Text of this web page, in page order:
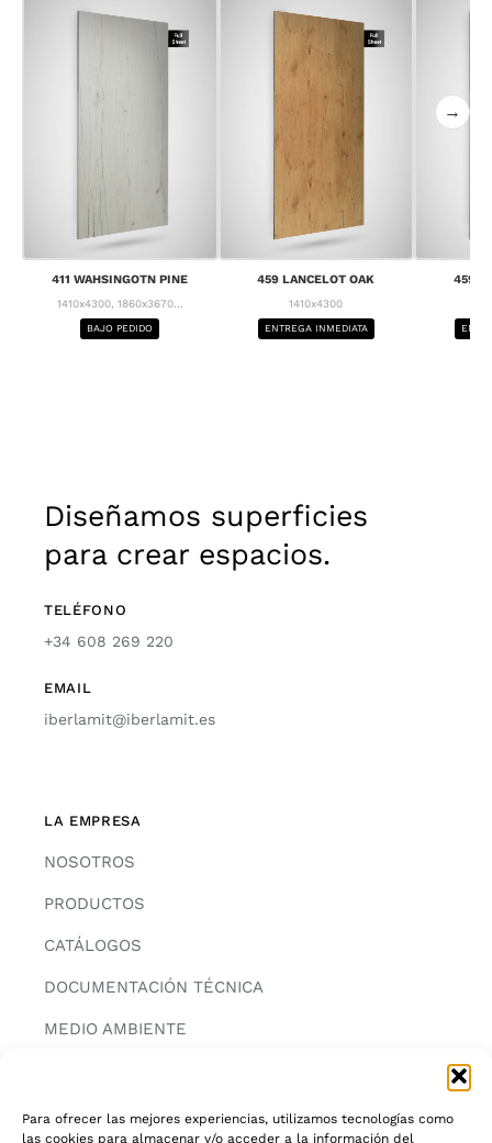
Para ofrecer las mejores experiencias, utilizamos tecnologías como
las cookies para almacenar y/o acceder a la información del
411 WAHSINGOTN PINE
1410x4300, 1860x3670...
BAJO PEDIDO
459 LANCELOT OAK
1410x4300
ENTREGA INMEDIATA
459
→
Diseñamos superficies
para crear espacios.
TELÉFONO
+34 608 269 220
EMAIL
iberlamit@iberlamit.es
LA EMPRESA
NOSOTROS
PRODUCTOS
CATÁLOGOS
DOCUMENTACIÓN TÉCNICA
MEDIO AMBIENTE